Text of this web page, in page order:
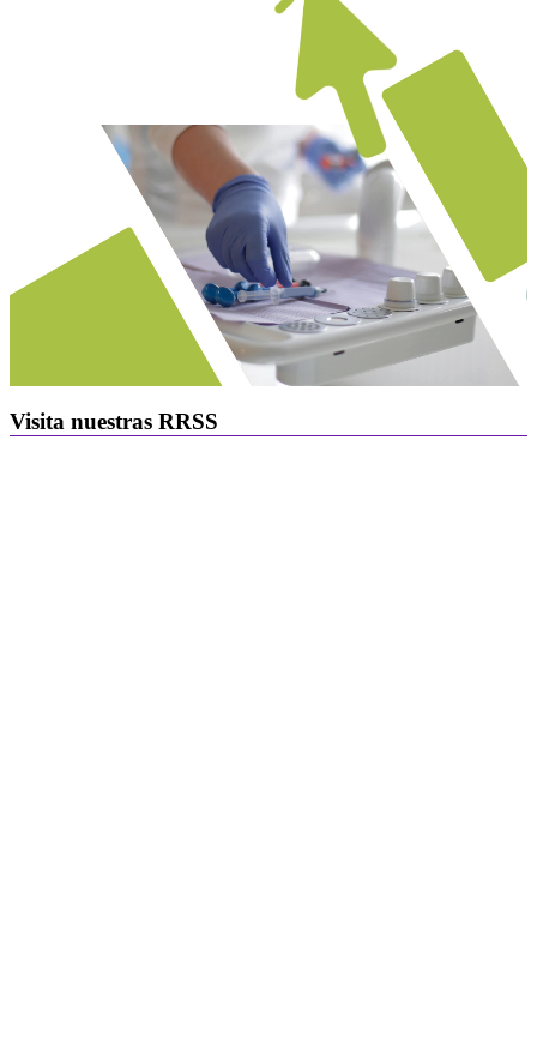
Visita nuestras RRSS